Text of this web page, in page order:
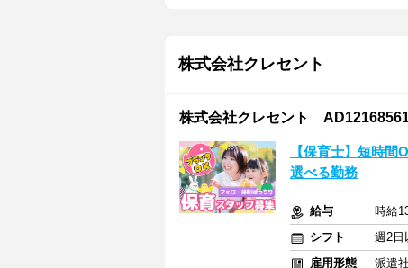
株式会社クレセント
株式会社クレセント
【保育士】短時
選べる勤務
給与
時給
シフト
週2日
雇用形態
派遣